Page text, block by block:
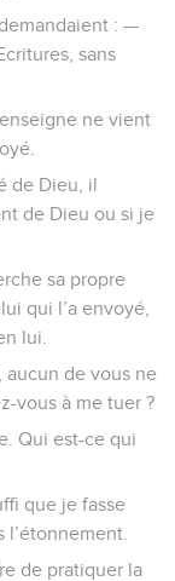
: —
sans
ne vient
de Dieu, il
de Dieu ou si je
sa propre
qui l’a envoyé,
lui.
aucun de vous ne
vous à me tuer ?
Qui est-ce qui
que je fasse
de pratiquer la